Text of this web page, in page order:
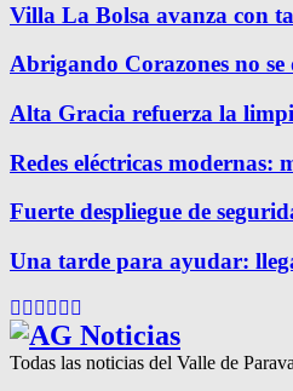
Villa La Bolsa avanza con
Abrigando Corazones no
Alta Gracia refuerza la
Redes eléctricas
Fuerte despliegue de
Una tarde para ayudar:
Facebook
Twitter
Instagram
Pinterest
Google
Todas las noticias del Valle de